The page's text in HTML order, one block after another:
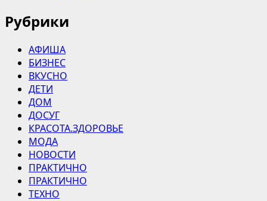
Рубрики
АФИША
БИЗНЕС
ВКУСНО
ДЕТИ
ДОМ
ДОСУГ
КРАСОТА.ЗДОРОВЬЕ
МОДА
НОВОСТИ
ПРАКТИЧНО
ПРАКТИЧНО
ТЕХНО